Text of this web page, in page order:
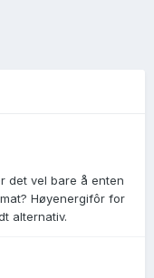
det vel bare å enten
Høyenergifôr for
alternativ.